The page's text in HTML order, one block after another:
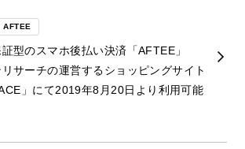
AFTEE
型のスマホ後払い決済「AFTEE」
サーチの運営するショッピングサイト
」にて2019年8月20日より利用可能